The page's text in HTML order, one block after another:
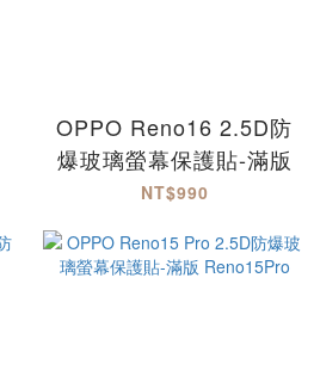
OPPO Reno16 2.5D防
爆玻璃螢幕保護貼-滿版
NT$990